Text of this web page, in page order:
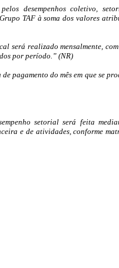
desempenhos coletivo,
TAF à soma dos valores
será realizado mensalmente,
por período.” (NR)
pagamento do mês em que se
setorial será feita
e de atividades, conforme